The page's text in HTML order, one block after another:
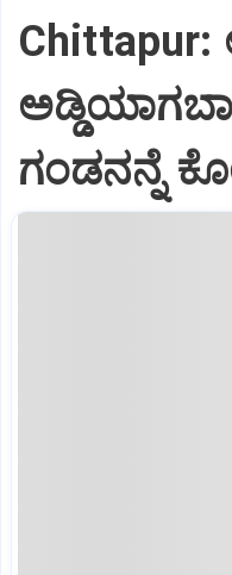
Chittapur:
ಗಂಡನನ್ನೆ